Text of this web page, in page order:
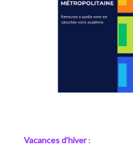
Vacances d’hiver: